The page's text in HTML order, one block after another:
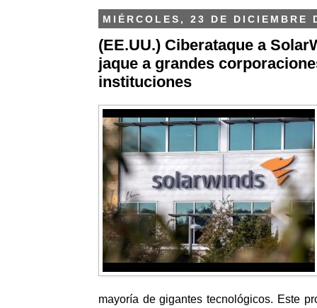
MIÉRCOLES, 23 DE DICIEMBRE
(EE.UU.) Ciberataque a
jaque a grandes
instituciones
mayoría de gigantes tecnológicos. Este